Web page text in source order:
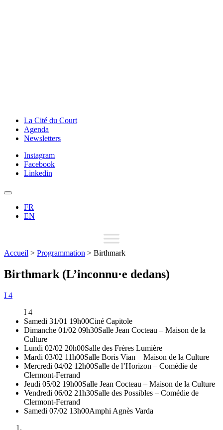
La Cité du Court
Agenda
Newsletters
Instagram
Facebook
Linkedin
FR
EN
Accueil > Programmation > Birthmark
Birthmark (L’inconnu·e dedans)
I 4
I 4
Samedi 31/01 19h00Ciné Capitole
Dimanche 01/02 09h30Salle Jean Cocteau – Maison de la
Culture
Lundi 02/02 20h00Salle des Frères Lumière
Mardi 03/02 11h00Salle Boris Vian – Maison de la Culture
Mercredi 04/02 12h00Salle de l’Horizon – Comédie de
Clermont-Ferrand
Jeudi 05/02 19h00Salle Jean Cocteau – Maison de la Culture
Vendredi 06/02 21h30Salle des Possibles – Comédie de
Clermont-Ferrand
Samedi 07/02 13h00Amphi Agnès Varda